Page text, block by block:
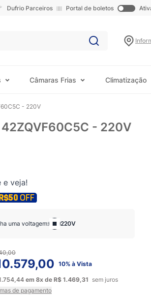
Dufrio Parceiros Portal de boletos
Câmaras Frias Climatização
- 220V
- 220V
e veja!
uma voltagem: 220V
10% à Vista
em 8x de R$ 1.469,31 sem juros
de pagamento